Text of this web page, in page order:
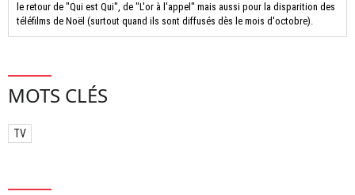
le retour de "Qui est Qui", de "L'or à l'appel" mais aussi pour la disparition des
téléfilms de Noël (surtout quand ils sont diffusés dès le mois d'octobre).
MOTS CLÉS
TV